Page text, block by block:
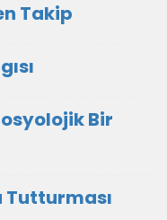
Takip
Bir
Tutturması